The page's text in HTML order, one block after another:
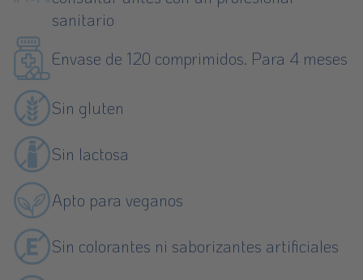
sanitario
Envase de 120 comprimidos. Para 4 meses
Sin gluten
Sin lactosa
Apto para veganos
Sin colorantes ni saborizantes artificiales